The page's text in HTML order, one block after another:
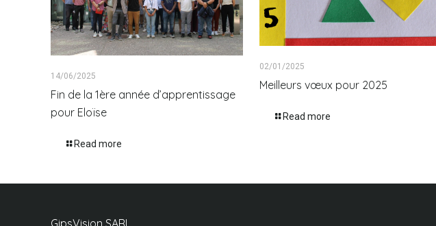
14/06/2025
Fin de la 1ère année d’apprentissage
pour Eloïse
Read more
02/01/2025
Meilleurs vœux pour 2025
Read more
GipsVision SARL